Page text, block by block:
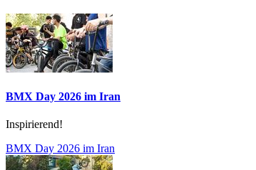
BMX Day 2026 im Iran
Inspirierend!
BMX Day 2026 im Iran